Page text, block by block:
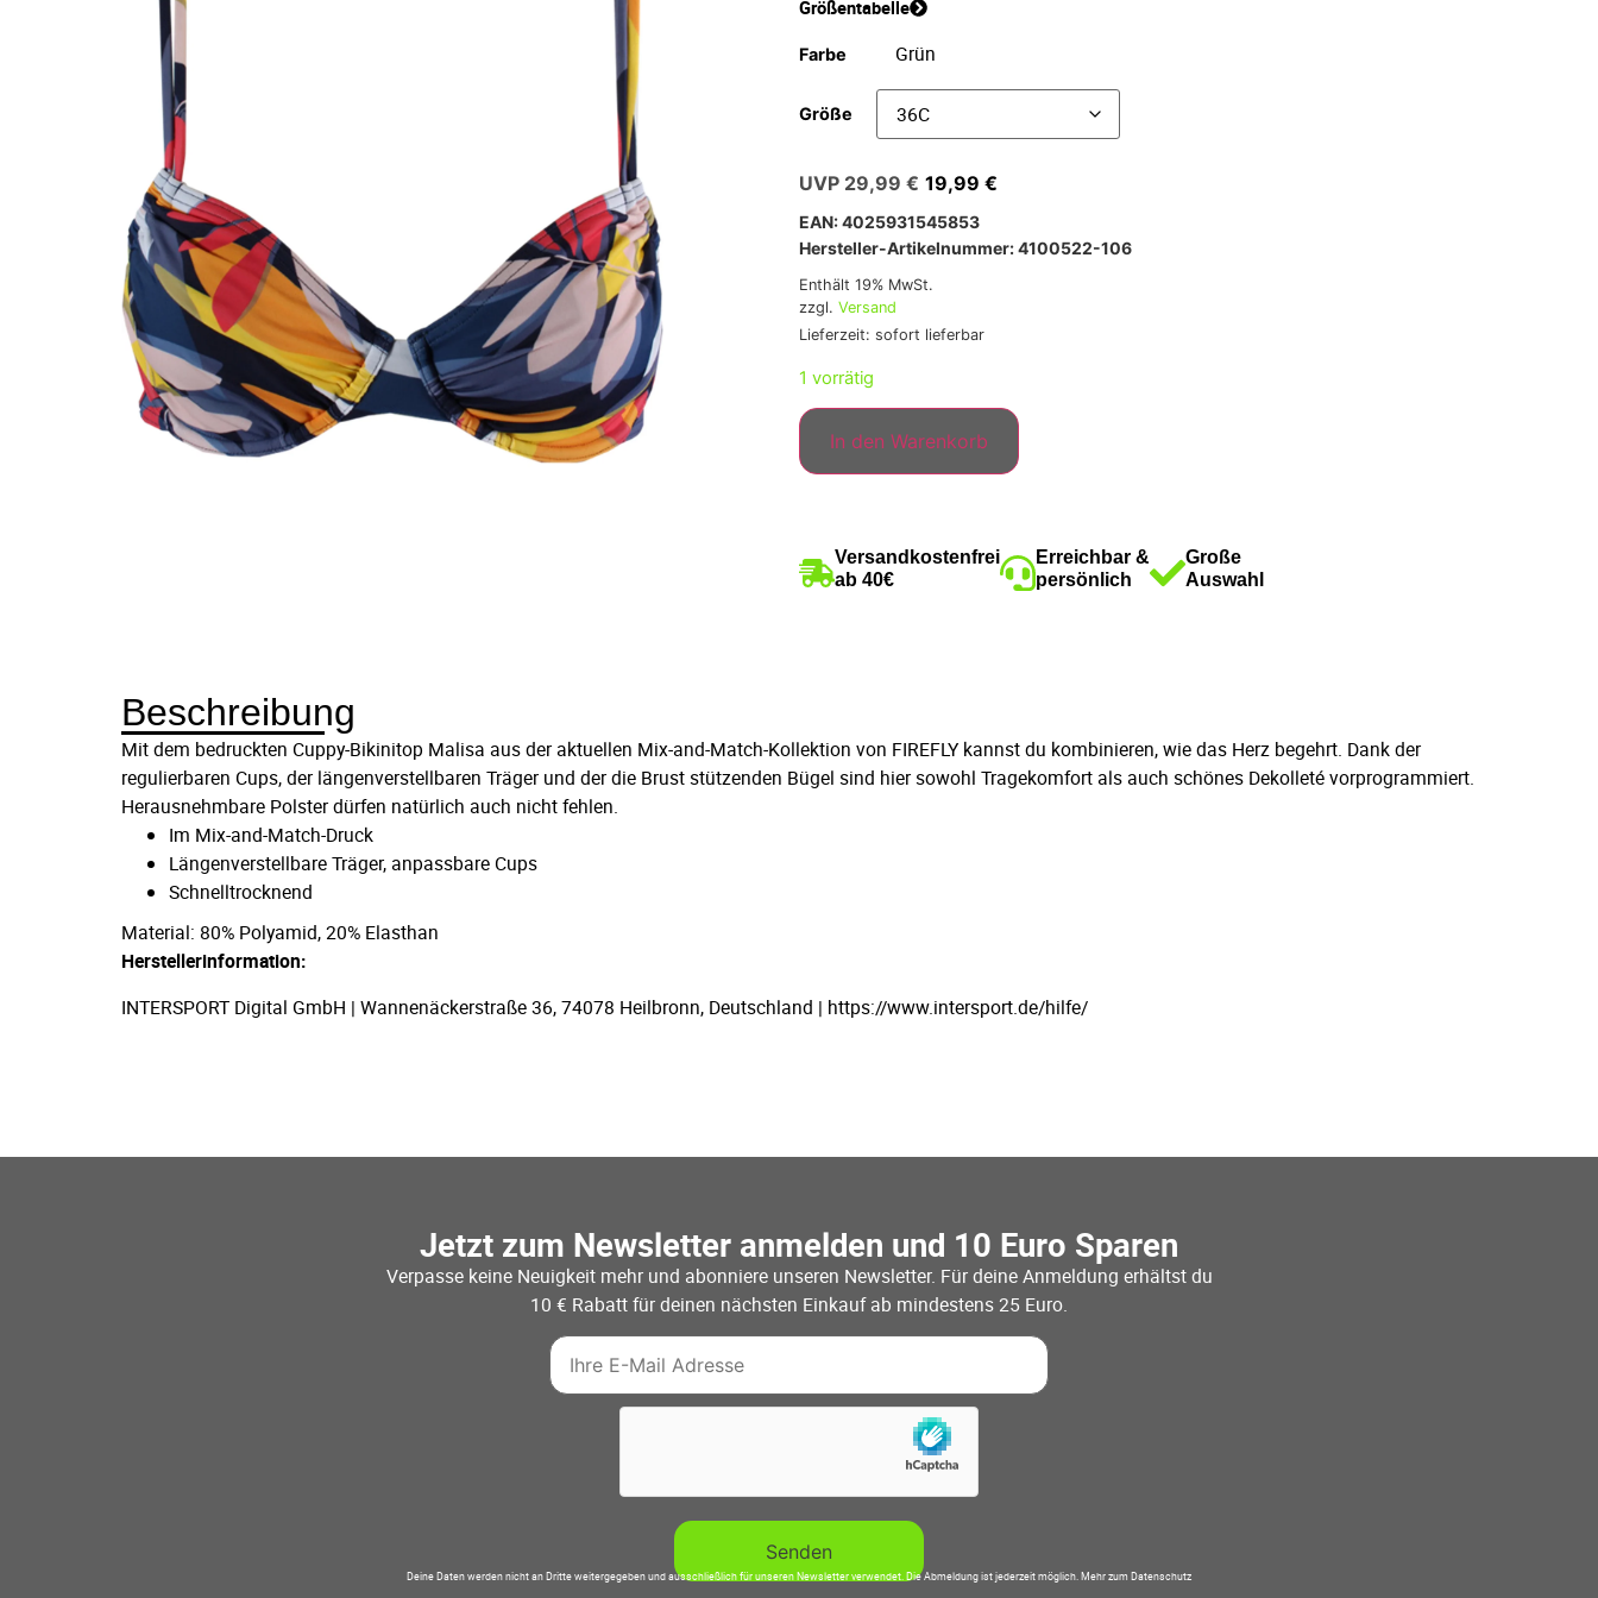
Größentabelle
Farbe
Größe
29,99 € 19,99 €
EAN: 4025931545853
Hersteller-Artikelnummer: 4100522-106
Enthält 19% MwSt.
zzgl. Versand
Lieferzeit: sofort lieferbar
1 vorrätig
In den Warenkorb
Versandkostenfrei
ab 40€
Erreichbar &
persönlich
Große
Auswahl
Beschreibung
Mit dem bedruckten Cuppy-Bikinitop Malisa aus der aktuellen Mix-and-Match-Kollektion von FIREFLY kannst du kombinieren, wie das Herz begehrt. Dank der
regulierbaren Cups, der längenverstellbaren Träger und der die Brust stützenden Bügel sind hier sowohl Tragekomfort als auch schönes Dekolleté vorprogrammiert.
Herausnehmbare Polster dürfen natürlich auch nicht fehlen.
Im Mix-and-Match-Druck
Längenverstellbare Träger, anpassbare Cups
Schnelltrocknend
Material: 80% Polyamid, 20% Elasthan
Herstellerinformation:
INTERSPORT Digital GmbH | Wannenäckerstraße 36, 74078 Heilbronn, Deutschland | https://www.intersport.de/hilfe/
Jetzt zum Newsletter anmelden und 10 Euro Sparen
Verpasse keine Neuigkeit mehr und abonniere unseren Newsletter. Für deine Anmeldung erhältst du
10 € Rabatt für deinen nächsten Einkauf ab mindestens 25 Euro.
Deine Daten werden nicht an Dritte weitergegeben und ausschließlich für unseren Newsletter verwendet. Die Abmeldung ist jederzeit möglich. Mehr zum Datenschutz